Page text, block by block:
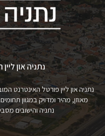
נתניה און
נתניה און ליין פורטל האינטרנט
מאוזן, מהיר ומדויק במגוון
נתניה והישובים מסביב.